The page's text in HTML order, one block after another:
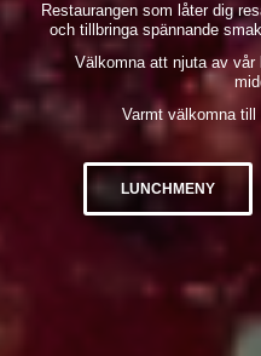
Restaurangen som låter dig
och tillbringa spännande
Välkomna att njuta av vår
Varmt välkomna
LUNCHMENY